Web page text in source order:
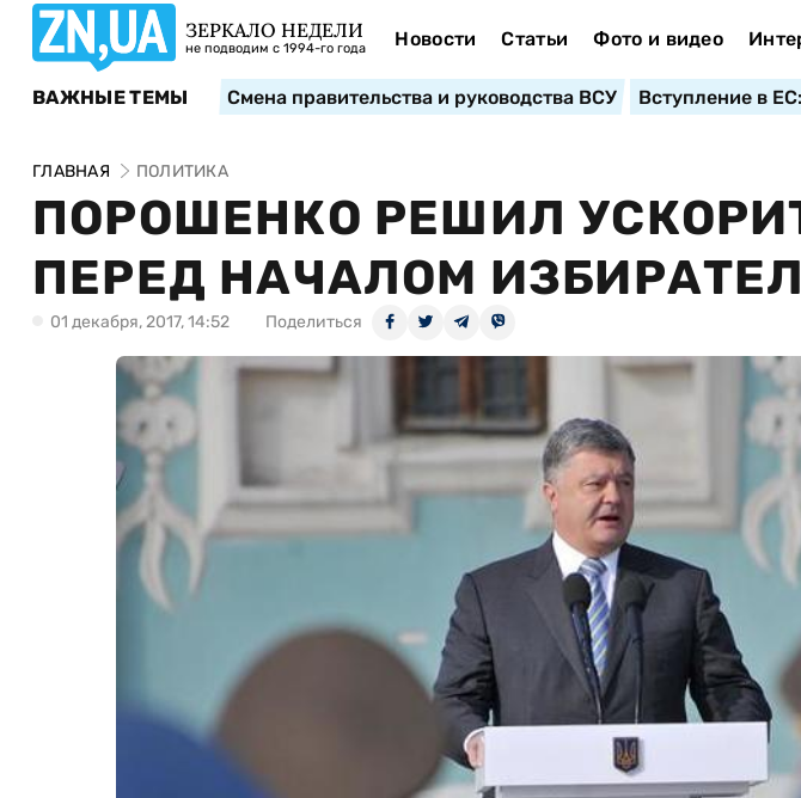
ЗЕРКАЛО НЕДЕЛИ
не подводим с 1994-го года Новости Статьи Фото и видео
ВАЖНЫЕ ТЕМЫ Смена правительства и руководства ВСУ Вступление в
ГЛАВНАЯ ПОЛИТИКА
ПОРОШЕНКО РЕШИЛ
ПЕРЕД НАЧАЛОМ
01 декабря, 2017, 14:52 Поделиться